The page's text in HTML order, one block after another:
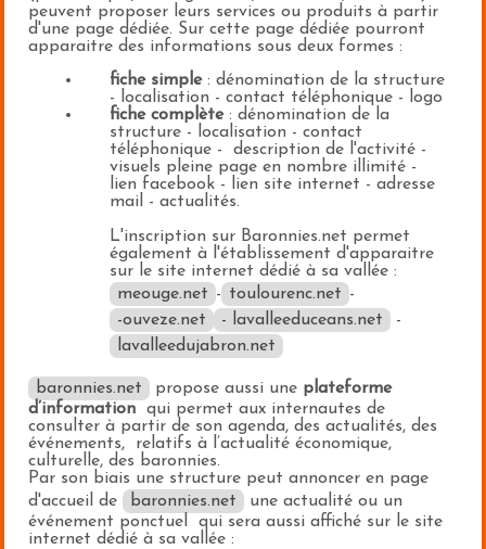
peuvent proposer leurs services ou produits à partir
d'une page dédiée. Sur cette page dédiée pourront
apparaitre des informations sous deux formes :
fiche simple : dénomination de la structure
- localisation - contact téléphonique - logo
fiche complète: dénomination de la
structure - localisation - contact
téléphonique - description de l'activité -
visuels pleine page en nombre illimité -
lien facebook - lien site internet - adresse
mail - actualités.
L'inscription sur Baronnies.net permet
également à l'établissement d'apparaitre
sur le site internet dédié à sa vallée :
meouge.net - toulourenc.net -
-ouveze.net
- lavalleeduceans.net
-
lavalleedujabron.net
baronnies.net propose aussi une plateforme
d’informationqui permet aux internautes de
consulter à partir de son agenda, des actualités, des
événements, relatifs à l’actualité économique,
culturelle, des baronnies.
Par son biais une structure peut annoncer en page
d'accueil de
baronnies.net
une actualité ou un
événement ponctuel qui sera aussi affiché sur le site
internet dédié à sa vallée :